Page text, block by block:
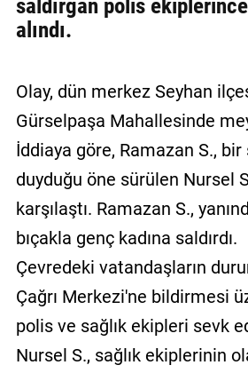
İletişim
Politikası
saldırgan polis
alındı.
Olay, dün merkez Seyhan
Gürselpaşa Mahallesinde
İddiaya göre, Ramazan S.,
duyduğu öne sürülen Nursel
karşılaştı. Ramazan S.,
bıçakla genç kadına saldırdı.
Çevredeki vatandaşların
Çağrı Merkezi'ne bildirmesi
polis ve sağlık ekipleri sevk
Nursel S., sağlık ekiplerinin